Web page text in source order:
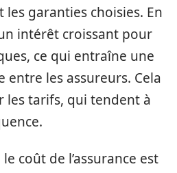
garanties choisies. En
intérêt croissant pour
ce qui entraîne une
entre les assureurs. Cela
les tarifs, qui tendent à
coût de l’assurance est